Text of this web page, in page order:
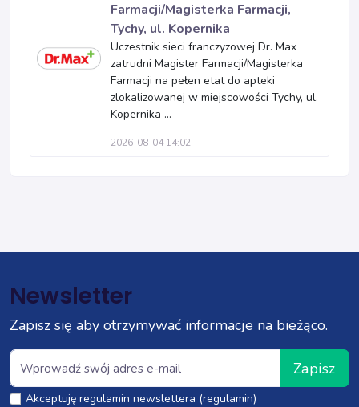
Farmacji/Magisterka Farmacji,
Tychy, ul. Kopernika
Uczestnik sieci franczyzowej Dr. Max
zatrudni Magister Farmacji/Magisterka
Farmacji na pełen etat do apteki
zlokalizowanej w miejscowości Tychy, ul.
Kopernika ...
2026-08-04 14:02
Newsletter
Zapisz się aby otrzymywać informacje na bieżąco.
Zapisz
Akceptuję regulamin newslettera (regulamin)